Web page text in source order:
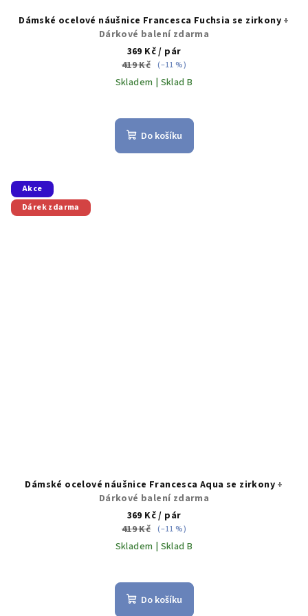
Dámské ocelové náušnice Francesca Fuchsia se zirkony +
Dárkové balení zdarma
369 Kč/ pár
419 Kč (–11 %)
Skladem | Sklad B
Do košíku
Akce
Dárek zdarma
Dámské ocelové náušnice Francesca Aqua se zirkony +
Dárkové balení zdarma
369 Kč/ pár
419 Kč (–11 %)
Skladem | Sklad B
Do košíku